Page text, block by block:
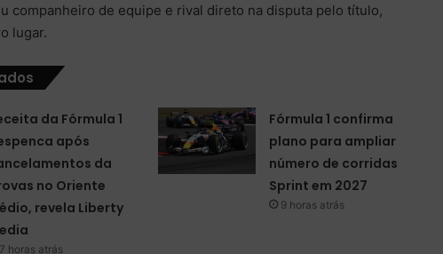
companheiro de equipe e rival direto na disputa pelo título,
lugar.
da Fórmula 1
após
da
no Oriente
revela Liberty
7 horas atrás
Fórmula 1 confirma
plano para ampliar
número de corridas
Sprint em 2027
9 horas atrás